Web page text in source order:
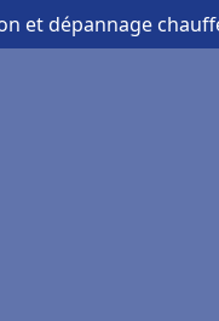
et dépannage